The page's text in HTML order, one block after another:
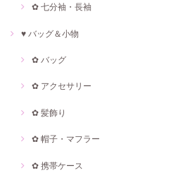
✿ 七分袖・長袖
♥ バッグ＆小物
✿ バッグ
✿ アクセサリー
✿ 髪飾り
✿ 帽子・マフラー
✿ 携帯ケース